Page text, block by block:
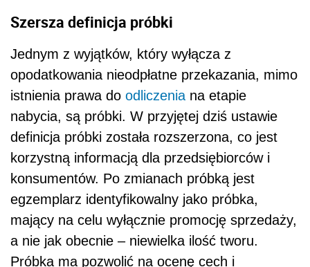
Szersza definicja próbki
Jednym z wyjątków, który wyłącza z
opodatkowania nieodpłatne przekazania, mimo
istnienia prawa do odliczenia na etapie
nabycia, są próbki. W przyjętej dziś ustawie
definicja próbki została rozszerzona, co jest
korzystną informacją dla przedsiębiorców i
konsumentów. Po zmianach próbką jest
egzemplarz identyfikowalny jako próbka,
mający na celu wyłącznie promocję sprzedaży,
a nie jak obecnie – niewielka ilość tworu.
Próbka ma pozwolić na ocenę cech i